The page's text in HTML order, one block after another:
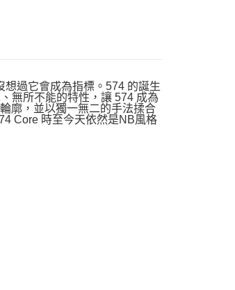
過它會成為指標。574 的誕生
無所不能的特性，讓 574 成為
廓，並以獨一無二的手法揉合
Core 時至今天依然是NB風格